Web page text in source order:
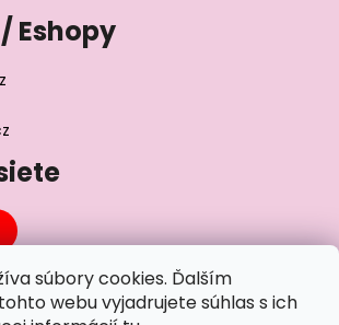
súbory cookies. Ďalším
webu vyjadrujete súhlas s ich
Eshopy
nás na niečo opýtať?